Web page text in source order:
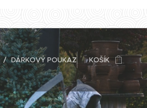
DÁRKOVÝ POUKAZ KOŠÍK